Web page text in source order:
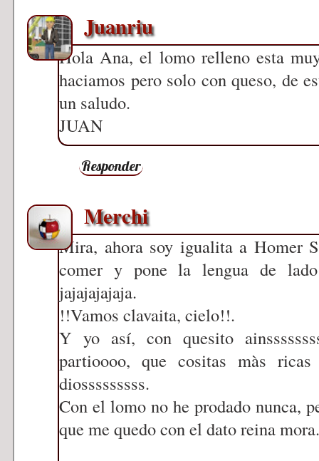
Juanriu
Hola Ana, el lomo relleno esta
haciamos pero solo con queso, de
un saludo.
JUAN
Responder
Merchi
Mira, ahora soy igualita a Homer
comer y pone la lengua de
jajajajajaja.
!!Vamos clavaita, cielo!!.
Y yo así, con quesito
partioooo, que cositas màs
diosssssssss.
Con el lomo no he prodado nunca,
que me quedo con el dato reina mora.